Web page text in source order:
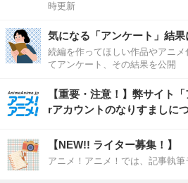
時更新
気になる「アンケート」結果
続編を作ってほしい作品やアニ
てアンケート、その結果を公開
【重要・注意！】弊サイト
rアカウントのなりすましに
【NEW!! ライター募集！】
アニメ！アニメ！では、記事執筆